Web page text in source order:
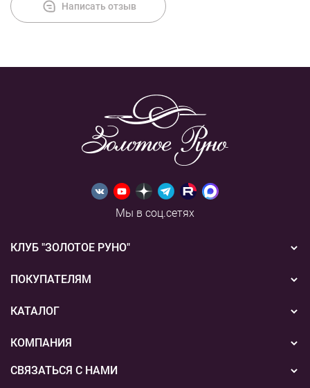
Написать отзыв
Мы в соц.сетях
КЛУБ "ЗОЛОТОЕ РУНО"
Новости
Акции
ПОКУПАТЕЛЯМ
Бонусная система
Подарочные сертификаты
Способы оплаты
КАТАЛОГ
Вышивка
Пряжа
КОМПАНИЯ
О нас
СВЯЗАТЬСЯ С НАМИ